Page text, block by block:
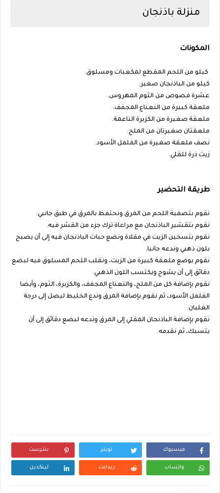
منزلة باذنجان
المكونات
كيلو من اللحم المقطع لمكعبات ومسلوق.
كيلو من الباذنجان صغير.
عشرة فصوص من الثوم المهروس.
ملعقة كبيرة من النعناع المجفف.
ملعقة صغيرة من الكزبرة الناعمة.
ملعقتان صغيرتان من الملح.
نصف ملعقة صغيرة من الفلفل الأسود.
زيت ذرة للقلي.
طريقة التحضير
نقوم بتصفية اللحم من المرق ونحتفظ بالمرق في طبق جانبي.
نقوم بتقشير الباذنجان مع مراعاة ترك جزء من القشر فيه.
نقوم بتسخين الزيت في مقلاة ونضع حبات الباذنجان فيه إلى أن يصبح
بلون ذهبي وندعه جانبا.
نقوم بوضع ملعقة كبيرة من الزيت، ونقلب اللحم المسلوق فيه لبضع
دقائق إلى أن يشوح ويكتسب اللون الذهبي.
نقوم بإضافة كل من الملح، والنعناع المجفف، والكزبرة، الثوم، وأيضا
الفلفل الأسود، ثم نقوم بإضافة المرق وندع الخليط ليصل إلى درجة
الغليان.
نقوم بإضافة الباذنجان المقلي إلى المرق وندعه لبضع دقائق إلى أن
يتسبك، ثم نقدمه.
فيسبوك تويتر بنترست
واتساب ريدايت لينكدين